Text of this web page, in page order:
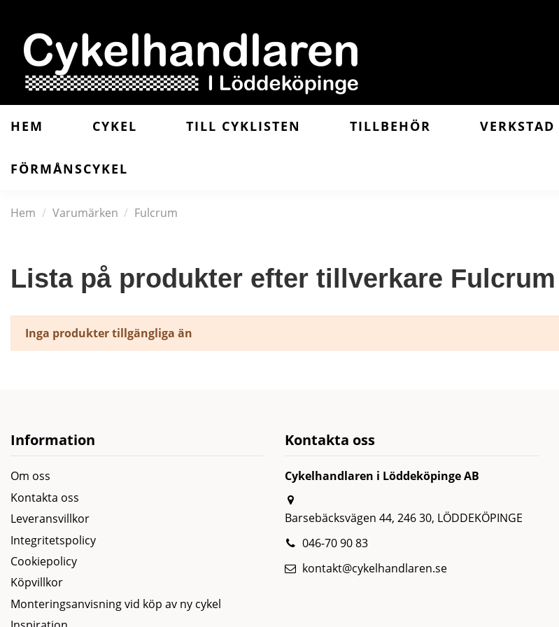
HEM CYKEL TILL CYKLISTEN TILLBEHÖR VERKSTAD
FÖRMÅNSCYKEL
Hem Varumärken Fulcrum
Lista på produkter efter tillverkare Fulcrum
Inga produkter tillgängliga än
Information
Om oss
Kontakta oss
Leveransvillkor
Integritetspolicy
Cookiepolicy
Köpvillkor
Monteringsanvisning vid köp av ny cykel
Kontakta oss
Cykelhandlaren i Löddeköpinge AB
Barsebäcksvägen 44, 246 30, LÖDDEKÖPINGE
046-70 90 83
kontakt@cykelhandlaren.se